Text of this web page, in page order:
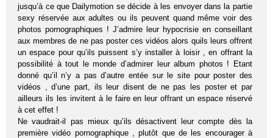
jusqu’à ce que Dailymotion se décide à les envoyer dans la partie
sexy réservée aux adultes ou ils peuvent quand même voir des
photos pornographiques ! J’admire leur hypocrisie en conseillant
aux membres de ne pas poster ces vidéos alors quils leurs offrent
un espace pour qu’ils puissent s’y installer à loisir , en offrant la
possibilité à tout le monde d’admirer leur album photos ! Etant
donné qu’il n’y a pas d’autre entée sur le site pour poster des
vidéos , d’une part, ils leur disent de ne pas les poster et par
ailleurs ils les invitent à le faire en leur offrant un espace réservé
à cet effet !
Ne vaudrait-il pas mieux qu’ils désactivent leur compte dès la
première vidéo pornographique , plutôt que de les encourager à